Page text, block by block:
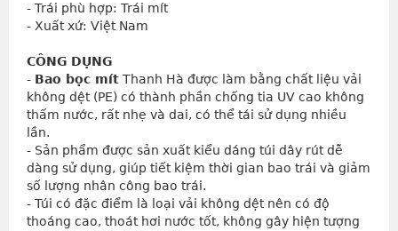
- Trái phù hợp: Trái mít
- Xuất xứ: Việt Nam
CÔNG DỤNG
- Bao bọc mít Thanh Hà được làm bằng chất liệu vải
không dệt (PE) có thành phần chống tia UV cao không
thấm nước, rất nhẹ và dai, có thể tái sử dụng nhiều
lần.
- Sản phẩm được sản xuất kiểu dáng túi dây rút dễ
dàng sử dụng, giúp tiết kiệm thời gian bao trái và giảm
số lượng nhân công bao trái.
- Túi có đặc điểm là loại vải không dệt nên có độ
thoáng cao, thoát hơi nước tốt, không gây hiện tượng